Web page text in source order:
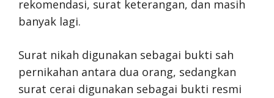
rekomendasi, surat keterangan, dan masih
banyak lagi.
Surat nikah digunakan sebagai bukti sah
pernikahan antara dua orang, sedangkan
surat cerai digunakan sebagai bukti resmi